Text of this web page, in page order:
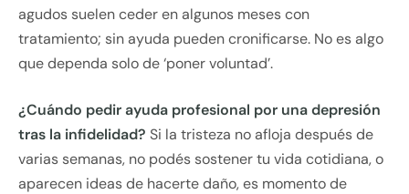
agudos suelen ceder en algunos meses con
tratamiento; sin ayuda pueden cronificarse. No es algo
que dependa solo de ‘poner voluntad’.
¿Cuándo pedir ayuda profesional por una depresión
tras la infidelidad? Si la tristeza no afloja después de
varias semanas, no podés sostener tu vida cotidiana, o
aparecen ideas de hacerte daño, es momento de